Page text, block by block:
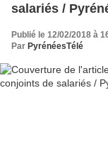
salariés /
Publié le 12/02/2018 à
Par PyrénéesTélé